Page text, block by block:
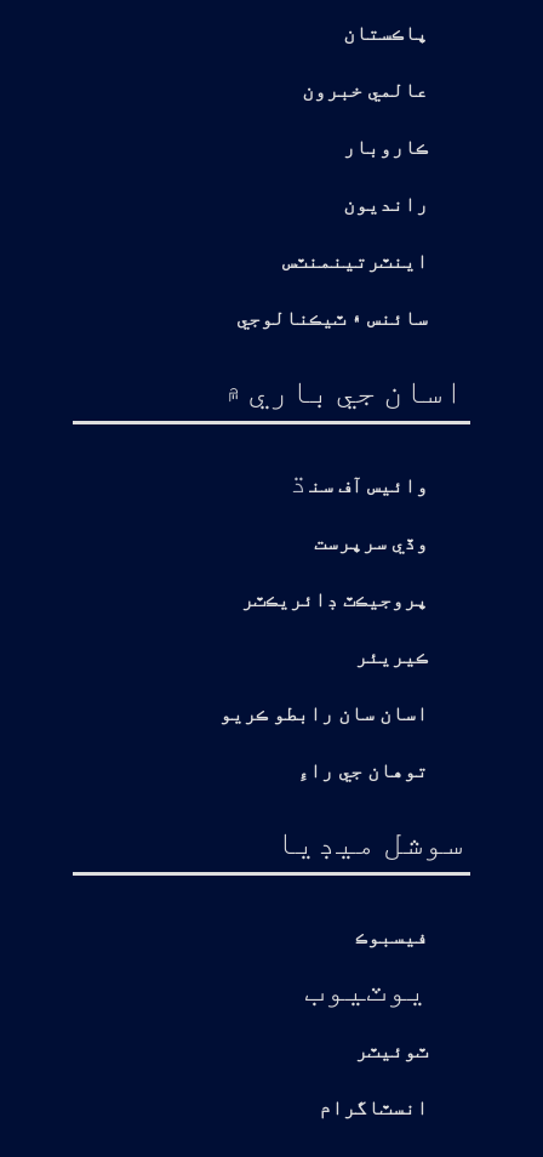
پاڪستان
عالمي خبرون
ڪاروبار
رانديون
اينٽرتينمنٽس
سائنس ۽ ٽيڪنالوجي
اسان جي باري ۾
وائيس آف سن ڌ
وڏي سرپرست
پروجيڪٽ ڊائريڪٽر
ڪيريئر
اسان سان رابطو ڪريو
توهان جي راءِ
سوشل ميڊيا
فيسبوڪ
يوٽيوب
ٽوئيٽر
انسٽاگرام